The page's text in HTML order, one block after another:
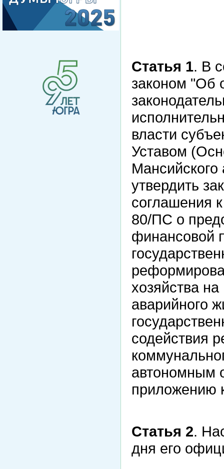
Статья 1. В
законом "Об
власти
Уставом
утвердить
соглашения
80/ПС о
финансовой
хозяйства
аварийного
содействия
автономным
приложению
Статья 2.
дня его